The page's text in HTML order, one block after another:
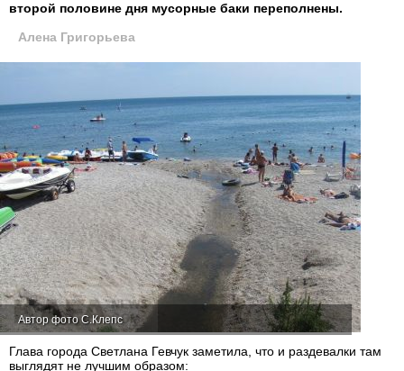
второй половине дня мусорные баки переполнены.
Алена Григорьева
Автор фото С.Клепс
Глава города Светлана Гевчук заметила, что и раздевалки там
выглядят не лучшим образом: